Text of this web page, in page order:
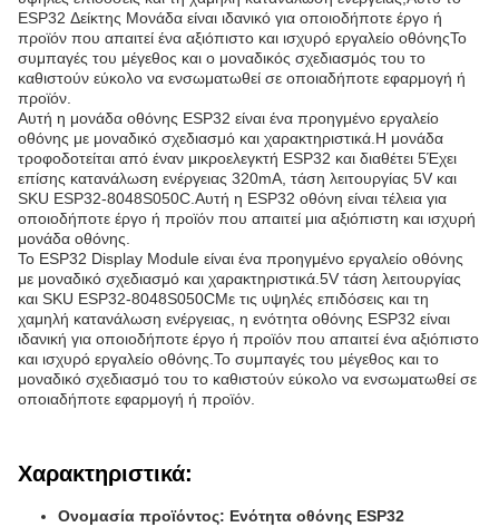
ESP32 Δείκτης Μονάδα είναι ιδανικό για οποιοδήποτε έργο ή
προϊόν που απαιτεί ένα αξιόπιστο και ισχυρό εργαλείο οθόνηςΤο
συμπαγές του μέγεθος και ο μοναδικός σχεδιασμός του το
καθιστούν εύκολο να ενσωματωθεί σε οποιαδήποτε εφαρμογή ή
προϊόν.
Αυτή η μονάδα οθόνης ESP32 είναι ένα προηγμένο εργαλείο
οθόνης με μοναδικό σχεδιασμό και χαρακτηριστικά.Η μονάδα
τροφοδοτείται από έναν μικροελεγκτή ESP32 και διαθέτει 5Έχει
επίσης κατανάλωση ενέργειας 320mA, τάση λειτουργίας 5V και
SKU ESP32-8048S050C.Αυτή η ESP32 οθόνη είναι τέλεια για
οποιοδήποτε έργο ή προϊόν που απαιτεί μια αξιόπιστη και ισχυρή
μονάδα οθόνης.
Το ESP32 Display Module είναι ένα προηγμένο εργαλείο οθόνης
με μοναδικό σχεδιασμό και χαρακτηριστικά.5V τάση λειτουργίας
και SKU ESP32-8048S050CΜε τις υψηλές επιδόσεις και τη
χαμηλή κατανάλωση ενέργειας, η ενότητα οθόνης ESP32 είναι
ιδανική για οποιοδήποτε έργο ή προϊόν που απαιτεί ένα αξιόπιστο
και ισχυρό εργαλείο οθόνης.Το συμπαγές του μέγεθος και το
μοναδικό σχεδιασμό του το καθιστούν εύκολο να ενσωματωθεί σε
οποιαδήποτε εφαρμογή ή προϊόν.
Χαρακτηριστικά:
Ονομασία προϊόντος: Ενότητα οθόνης ESP32